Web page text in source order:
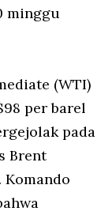
minggu
(WTI)
per barel
pada
Brent
Komando